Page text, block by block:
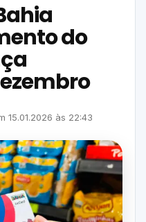
do
15.01.2026 às 22:43